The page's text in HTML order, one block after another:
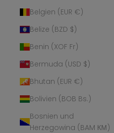
Belgien (EUR €)
Belize (BZD $)
Benin (XOF Fr)
Bermuda (USD $)
Bhutan (EUR €)
Bolivien (BOB Bs.)
Bosnien und
Herzegowina (BAM КМ)